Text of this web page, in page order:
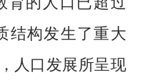
结构发生了重大
人口发展所呈现